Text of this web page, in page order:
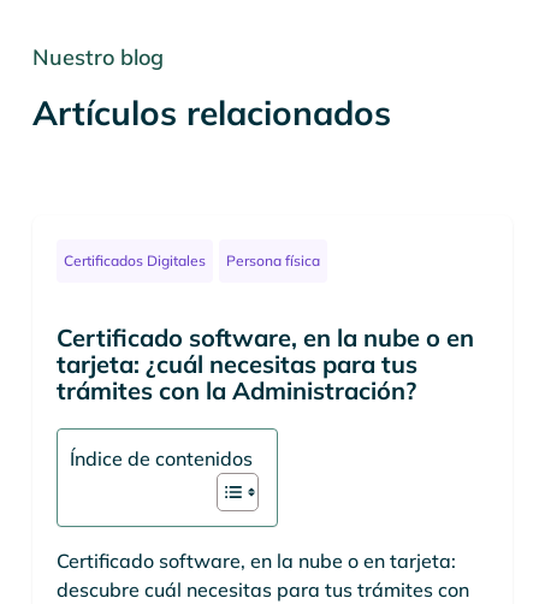
Nuestro blog
Artículos relacionados
Certificados Digitales Persona física
Certificado software, en la nube o en
tarjeta: ¿cuál necesitas para tus
trámites con la Administración?
Índice de contenidos
Certificado software, en la nube o en tarjeta:
descubre cuál necesitas para tus trámites con